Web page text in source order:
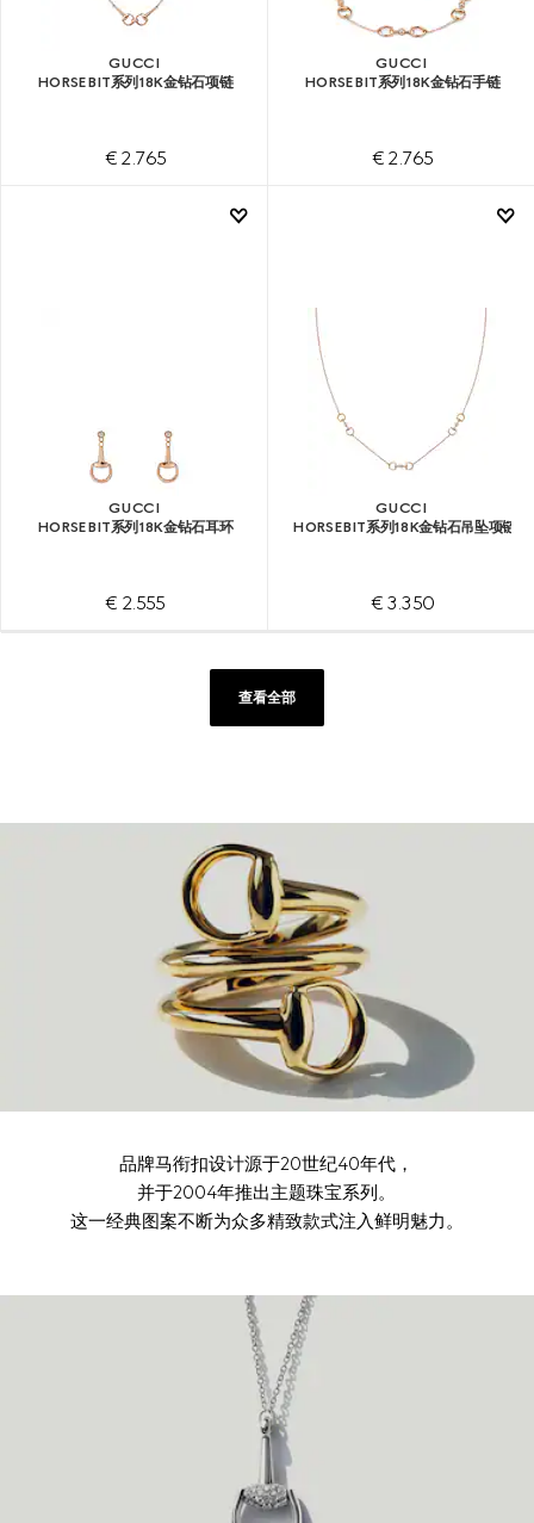
GUCCI
HORSEBIT系列18K金钻石项链
€ 2.765
GUCCI
HORSEBIT系列18K金钻石手链
€ 2.765
GUCCI
HORSEBIT系列18K金钻石耳环
€ 2.555
GUCCI
HORSEBIT系列18K金钻石吊坠项链
€ 3.350
查看全部
品牌马衔扣设计源于20世纪40年代，
并于2004年推出主题珠宝系列。
这一经典图案不断为众多精致款式注入鲜明魅力。